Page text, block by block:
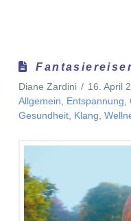
Diane Zardini
16. April
Allgemein, Entspannung,
Gesundheit, Klang,